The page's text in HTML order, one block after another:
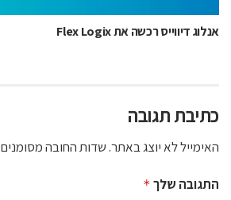
אנלוג דיווייס רכשה את Flex Logix
כתיבת תגובה
האימייל לא יוצג באתר.שדות החובה מסומנים
התגובה שלך *